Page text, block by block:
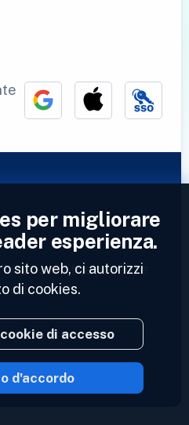
Inserisci il tuo profilo e
Inoreader
per migliorare
esperienza.
sito web, ci autorizzi
di cookies.
di accesso
d'accordo